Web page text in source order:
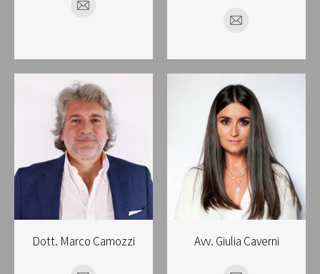
E-
E-
Dott. Marco Camozzi Avv. Giulia Caverni